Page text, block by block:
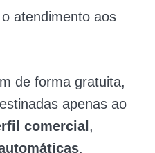
atendimento aos
de forma gratuita,
apenas ao
comercial ,
,